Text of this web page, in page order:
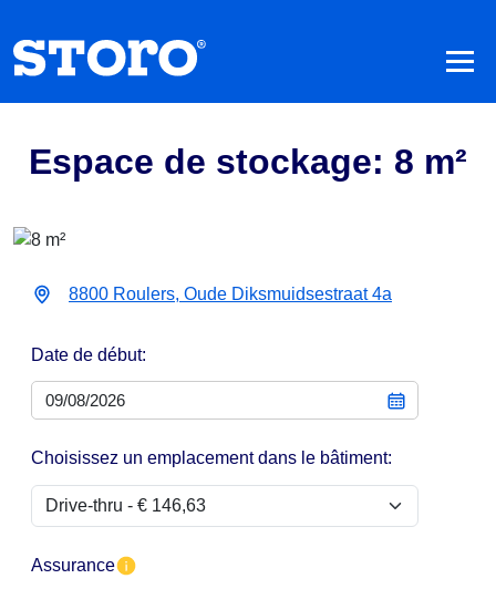
Espace de stockage: 8 m²
8800 Roulers, Oude Diksmuidsestraat 4a
Date de début:
Choisissez un emplacement dans le bâtiment:
Assurance